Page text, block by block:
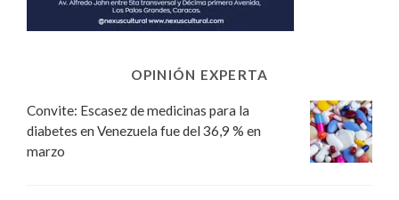
OPINIÓN EXPERTA
Convite: Escasez de medicinas para la
diabetes en Venezuela fue del 36,9 % en
marzo